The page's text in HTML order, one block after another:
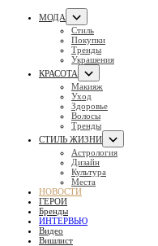
МОДА
Стиль
Покупки
Тренды
Украшения
КРАСОТА
Макияж
Уход
Здоровье
Волосы
Тренды
СТИЛЬ ЖИЗНИ
Астрология
Дизайн
Культура
Места
НОВОСТИ
ГЕРОИ
Бренды
ИНТЕРВЬЮ
Видео
Вишлист